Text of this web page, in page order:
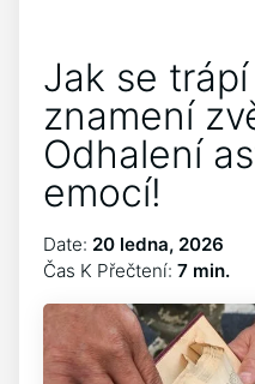
Jak se
znamení
Odhalení
emocí!
Date: 20 ledna, 2026
Čas K Přečtení: 7 min.